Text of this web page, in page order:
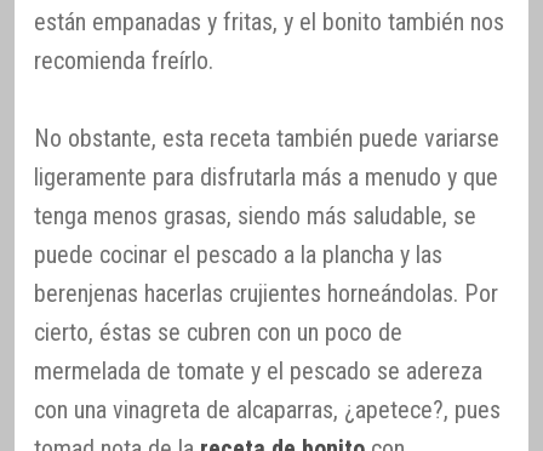
están empanadas y fritas, y el bonito también nos
recomienda freírlo.
No obstante, esta receta también puede variarse
ligeramente para disfrutarla más a menudo y que
tenga menos grasas, siendo más saludable, se
puede cocinar el pescado a la plancha y las
berenjenas hacerlas crujientes horneándolas. Por
cierto, éstas se cubren con un poco de
mermelada de tomate y el pescado se adereza
con una vinagreta de alcaparras, ¿apetece?, pues